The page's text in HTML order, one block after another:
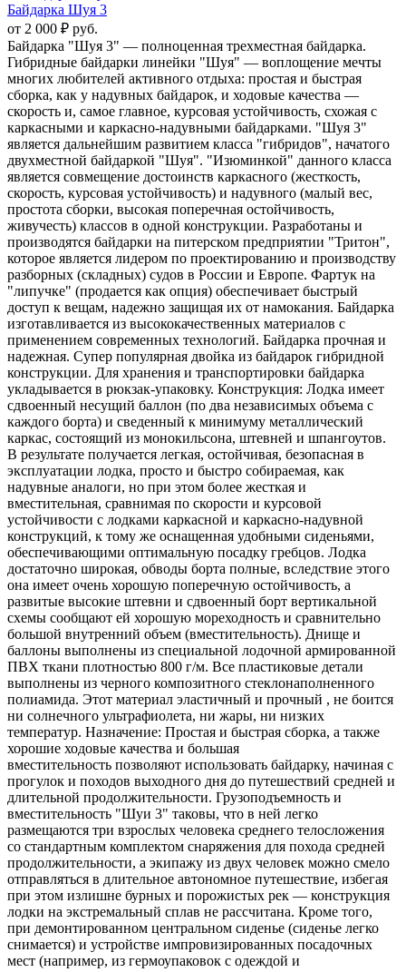
Байдарка Шуя 3
от 2 000 ₽ руб.
Байдарка "Шуя 3" — полноценная трехместная байдарка.
Гибридные байдарки линейки "Шуя" — воплощение мечты
многих любителей активного отдыха: простая и быстрая
сборка, как у надувных байдарок, и ходовые качества —
скорость и, самое главное, курсовая устойчивость, схожая с
каркасными и каркасно-надувными байдарками. "Шуя 3"
является дальнейшим развитием класса "гибридов", начатого
двухместной байдаркой "Шуя". "Изюминкой" данного класса
является совмещение достоинств каркасного (жесткость,
скорость, курсовая устойчивость) и надувного (малый вес,
простота сборки, высокая поперечная остойчивость,
живучесть) классов в одной конструкции. Разработаны и
производятся байдарки на питерском предприятии "Тритон",
которое является лидером по проектированию и производству
разборных (складных) судов в России и Европе. Фартук на
"липучке" (продается как опция) обеспечивает быстрый
доступ к вещам, надежно защищая их от намокания. Байдарка
изготавливается из высококачественных материалов с
применением современных технологий. Байдарка прочная и
надежная. Супер популярная двойка из байдарок гибридной
конструкции. Для хранения и транспортировки байдарка
укладывается в рюкзак-упаковку. Конструкция: Лодка имеет
сдвоенный несущий баллон (по два независимых объема с
каждого борта) и сведенный к минимуму металлический
каркас, состоящий из монокильсона, штевней и шпангоутов.
В результате получается легкая, остойчивая, безопасная в
эксплуатации лодка, просто и быстро собираемая, как
надувные аналоги, но при этом более жесткая и
вместительная, сравнимая по скорости и курсовой
устойчивости с лодками каркасной и каркасно-надувной
конструкций, к тому же оснащенная удобными сиденьями,
обеспечивающими оптимальную посадку гребцов. Лодка
достаточно широкая, обводы борта полные, вследствие этого
она имеет очень хорошую поперечную остойчивость, а
развитые высокие штевни и сдвоенный борт вертикальной
схемы сообщают ей хорошую мореходность и сравнительно
большой внутренний объем (вместительность). Днище и
баллоны выполнены из специальной лодочной армированной
ПВХ ткани плотностью 800 г/м. Все пластиковые детали
выполнены из черного композитного стеклонаполненного
полиамида. Этот материал эластичный и прочный , не боится
ни солнечного ультрафиолета, ни жары, ни низких
температур. Назначение: Простая и быстрая сборка, а также
хорошие ходовые качества и большая
вместительность позволяют использовать байдарку, начиная с
прогулок и походов выходного дня до путешествий средней и
длительной продолжительности. Грузоподъемность и
вместительность "Шуи 3" таковы, что в ней легко
размещаются три взрослых человека среднего телосложения
со стандартным комплектом снаряжения для похода средней
продолжительности, а экипажу из двух человек можно смело
отправляться в длительное автономное путешествие, избегая
при этом излишне бурных и порожистых рек — конструкция
лодки на экстремальный сплав не рассчитана. Кроме того,
при демонтированном центральном сиденье (сиденье легко
снимается) и устройстве импровизированных посадочных
мест (например, из гермоупаковок с одеждой и